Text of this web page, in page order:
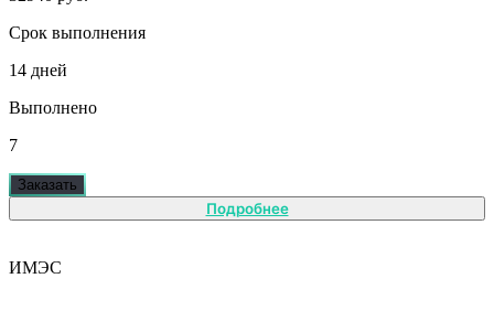
Срок выполнения
14 дней
Выполнено
7
Заказать
Подробнее
ИМЭС